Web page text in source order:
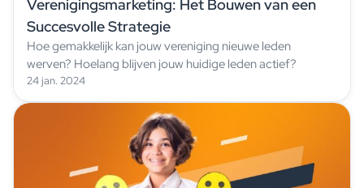
Verenigingsmarketing: Het Bouwen van een
Succesvolle Strategie
Hoe gemakkelijk kan jouw vereniging nieuwe leden
werven? Hoelang blijven jouw huidige leden actief?
24 jan. 2024